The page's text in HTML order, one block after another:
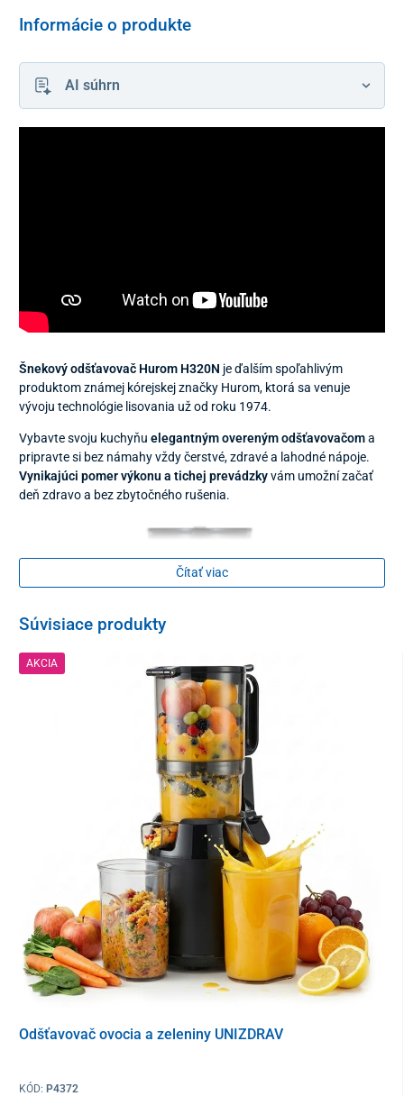
Informácie o produkte
AI súhrn
Šnekový odšťavovač Hurom H320N je ďalším spoľahlivým
produktom známej kórejskej značky Hurom, ktorá sa venuje
vývoju technológie lisovania už od roku 1974.
Vybavte svoju kuchyňu elegantným overeným odšťavovačoma
pripravte si bez námahy vždy čerstvé, zdravé a lahodné nápoje.
Vynikajúci pomer výkonu a tichej prevádzkyvám umožní začať
deň zdravo a bez zbytočného rušenia.
1. patentovaný nízkootáčkový odšťavovač na
svete
Značka Hurom sa pýši svetovým prvenstvom
patentu na
odšťavovač s nízkootáčkovou technológiou. Takzvané pomalé
maximalizuje vyťaženie ichnutričných hodnôt. Eliminovanie
čerstvý po dobu až 72 hodín
Čítať viac
Súvisiace produkty
AKCIA
Odšťavovač ovocia a zeleniny UNIZDRAV
KÓD: P4372